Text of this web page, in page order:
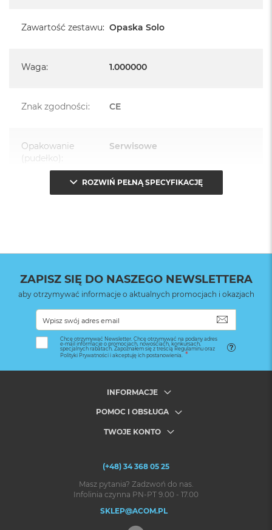
Zawartość zestawu: Opaska Solo
Waga: 1.000000
Znak zgodności: CE
Opakowanie
(pudełko):
Serwisowe
ROZWIŃ PEŁNĄ SPECYFIKACJĘ
ZAPISZ SIĘ DO NASZEGO NEWSLETTERA
aby otrzymywać informacje o aktualnych promocjach i okazjach
Chcę otrzymywać Newsletter. Chcę otrzymywać na podany adres
e-mail informacje o promocjach, nowościach, konkursach,
specjalnych rabatach. Zapoznałem się z treścią Regulaminu oraz
Polityki Prywatności i akceptuję ich postanowienia.
INFORMACJE
POMOC I OBSŁUGA
TWOJE KONTO
(+48) 34 368 05 25
Masz pytania? Zadzwoń do nas.
Infolinia czynna PN-PT 9.00 - 17.00
SKLEP@ACOM.PL